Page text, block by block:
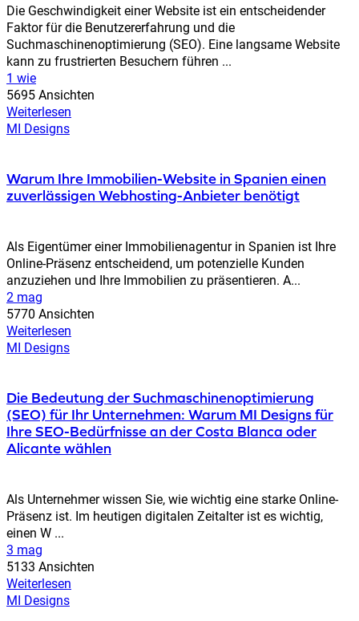
Die Geschwindigkeit einer Website ist ein entscheidender
Faktor für die Benutzererfahrung und die
Suchmaschinenoptimierung (SEO). Eine langsame Website
kann zu frustrierten Besuchern führen ...
1 wie
5695 Ansichten
Weiterlesen
MI Designs
Warum Ihre Immobilien-Website in Spanien einen
zuverlässigen Webhosting-Anbieter benötigt
Als Eigentümer einer Immobilienagentur in Spanien ist Ihre
Online-Präsenz entscheidend, um potenzielle Kunden
anzuziehen und Ihre Immobilien zu präsentieren. A...
2 mag
5770 Ansichten
Weiterlesen
MI Designs
Die Bedeutung der Suchmaschinenoptimierung
(SEO) für Ihr Unternehmen: Warum MI Designs für
Ihre SEO-Bedürfnisse an der Costa Blanca oder
Alicante wählen
Als Unternehmer wissen Sie, wie wichtig eine starke Online-
Präsenz ist. Im heutigen digitalen Zeitalter ist es wichtig,
einen W ...
3 mag
5133 Ansichten
Weiterlesen
MI Designs